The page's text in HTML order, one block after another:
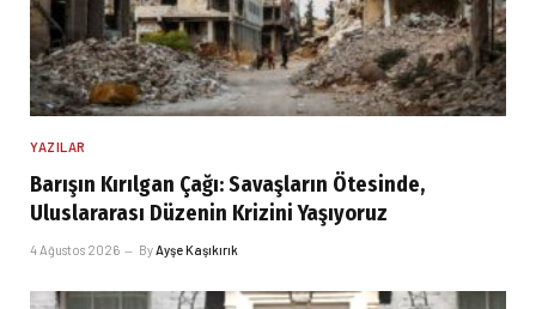
YAZILAR
Barışın Kırılgan Çağı: Savaşların Ötesinde,
Uluslararası Düzenin Krizini Yaşıyoruz
4 Ağustos 2026 ByAyşe Kaşıkırık